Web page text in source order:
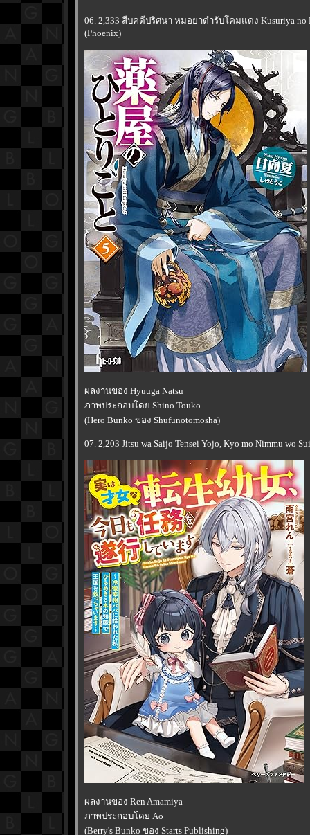
06. 2,333 สืบคดีปริศนา หมอยาตำรับโคมแดง Kusuriya no
(Phoenix)
ผลงานของ Hyuuga Natsu
ภาพประกอบโดย Shino Touko
(Hero Bunko ของ Shufunotomosha)
07. 2,203 Jitsu wa Saijo Tensei Yojo, Kyo mo Nimmu wo
ผลงานของ Ren Amamiya
ภาพประกอบโดย Ao
(Berry's Bunko ของ Starts Publishing)